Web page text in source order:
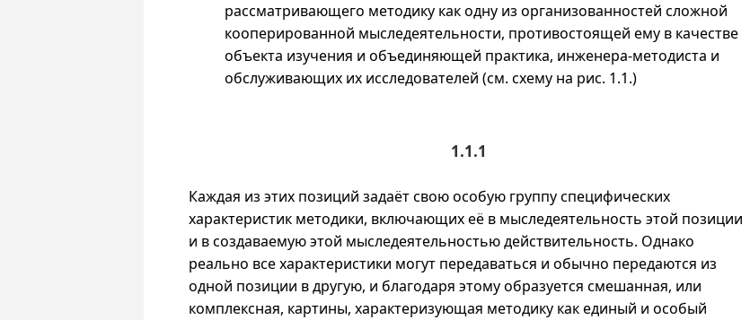
рассматривающего методику как одну из организованностей сложной
кооперированной мыследеятельности, противостоящей ему в качестве
объекта изучения и объединяющей практика, инженера-методиста и
обслуживающих их исследователей (см. схему на рис. 1.1.)
1.1.1
Каждая из этих позиций задаёт свою особую группу специфических
характеристик методики, включающих её в мыследеятельность этой позиции
и всоздаваемую этой мыследеятельностью действительность. Однако
реально все характеристики могут передаваться и обычно передаются из
одной позиции в другую, и благодаря этому образуется смешанная, или
комплексная, картины, характеризующая методику как единый и особый